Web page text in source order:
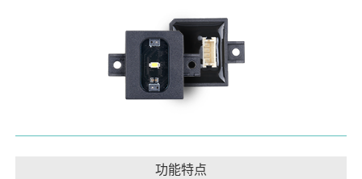
功能特点